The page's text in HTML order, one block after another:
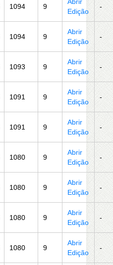
1094 9
Edição
-
1094 9
Abrir
Edição
-
1093 9
Abrir
Edição
-
1091 9
Abrir
Edição
-
1091 9
Abrir
Edição
-
1080 9
Abrir
Edição
-
1080 9
Abrir
Edição
-
1080 9
Abrir
Edição
-
1080 9
Abrir
Edição
-